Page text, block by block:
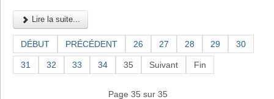
Lire la suite...
DÉBUT PRÉCÉDENT 26 27 28 29 30
31 32 33 34 35 Suivant Fin
Page 35 sur 35